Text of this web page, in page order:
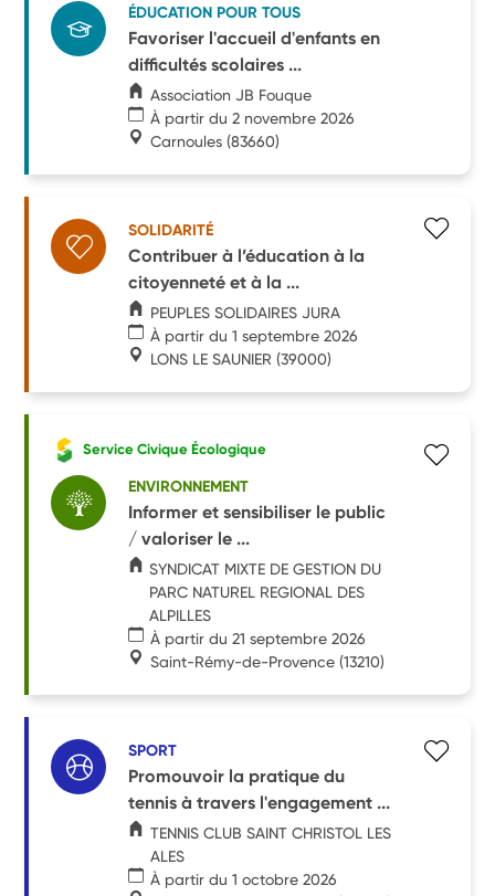
ÉDUCATION POUR TOUS
Favoriser l'accueil d'enfants en
difficultés scolaires ...
Association JB Fouque
À partir du 2 novembre 2026
Carnoules (83660)
SOLIDARITÉ
Contribuer à l’éducation à la
citoyenneté et à la ...
PEUPLES SOLIDAIRES JURA
À partir du 1 septembre 2026
LONS LE SAUNIER (39000)
Service Civique Écologique
ENVIRONNEMENT
Informer et sensibiliser le public
/ valoriser le ...
SYNDICAT MIXTE DE GESTION DU
PARC NATUREL REGIONAL DES
ALPILLES
À partir du 21 septembre 2026
Saint-Rémy-de-Provence (13210)
SPORT
Promouvoir la pratique du
tennis à travers l'engagement ...
TENNIS CLUB SAINT CHRISTOL LES
ALES
À partir du 1 octobre 2026